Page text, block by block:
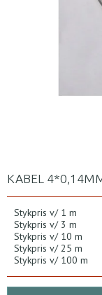
KABEL
Stykpris v/ 1 m
Stykpris v/ 3 m
Stykpris v/ 10 m
Stykpris v/ 25 m
Stykpris v/ 100 m